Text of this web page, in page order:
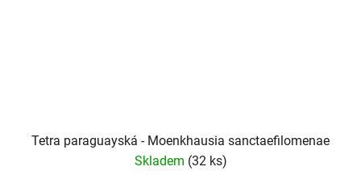
Tetra paraguayská - Moenkhausia sanctaefilomenae
Skladem (32 ks)